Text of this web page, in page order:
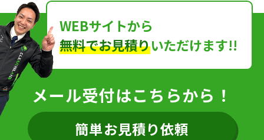
WEBサイトから
無料でお見積りいただけます!!
メール受付はこちらから！
簡単お見積り依頼